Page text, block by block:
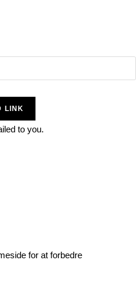
LINK
to you.
for at forbedre